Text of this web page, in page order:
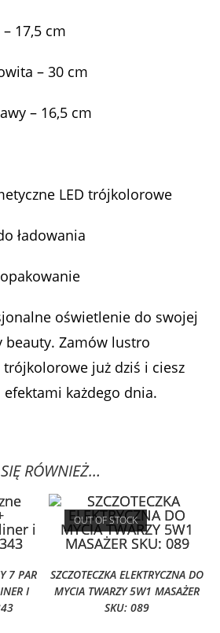
17,5 cm
– 30 cm
– 16,5 cm
LED trójkolorowe
ładowania
oświetlenie do swojej
beauty. Zamów lustro
trójkolorowe już dziś i ciesz
każdego dnia.
RÓWNIEŻ…
7 PAR
I
OUT OF STOCK
SZCZOTECZKA ELEKTRYCZNA DO
MYCIA TWARZY 5W1 MASAŻER
SKU: 089